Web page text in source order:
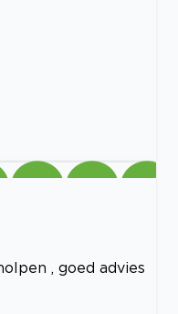
, goed advies